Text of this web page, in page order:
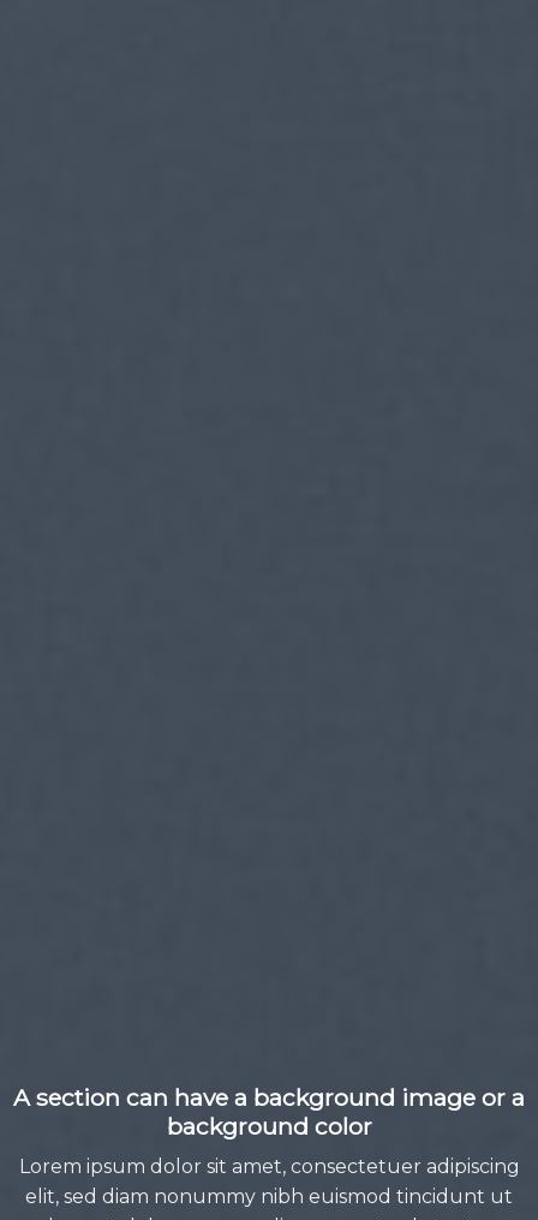
A section can have a background image or a
background color
Lorem ipsum dolor sit amet, consectetuer adipiscing
elit, sed diam nonummy nibh euismod tincidunt ut